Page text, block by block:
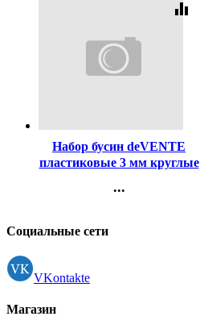
equalizer
Набор бусин deVENTE
пластиковые 3 мм круглые
мм бусины-буквы кубики,
арт.8001426
...
Регистрация
Социальные сети
VKontakte
Магазин